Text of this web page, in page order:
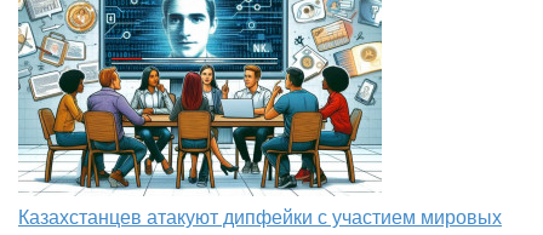
Казахстанцев атакуют дипфейки с участием мировых